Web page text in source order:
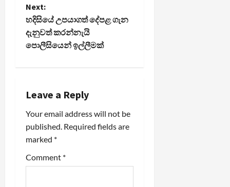
t
n
a
i
g
a
t
Next:
හදිසියේ උපයාගත් දේපළ ගැන
දැනුවත් කරන්නැයි
පොලීසියෙන් ඉල්ලීමක්
Leave a Reply
Your email address will not be
published. Required fields are
marked *
Comment *